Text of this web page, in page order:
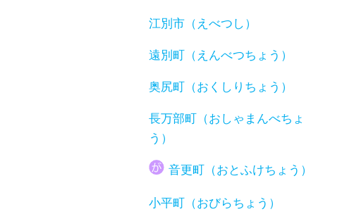
江別市（えべつし）
遠別町（えんべつちょう）
奥尻町（おくしりちょう）
長万部町（おしゃまんべちょ
う）
音更町（おとふけちょう）
小平町（おびらちょう）